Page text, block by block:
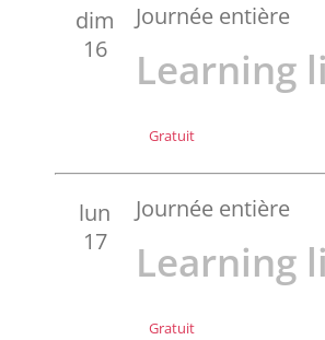
dim
16
Journée entière
Learning
Gratuit
lun
17
Journée entière
Learning
Gratuit